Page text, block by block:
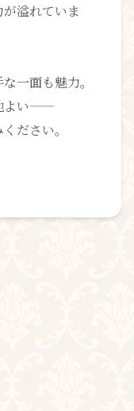
溢れていま
一面も魅力。
い――
ださい。